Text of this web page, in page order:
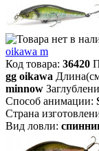
oikawa m
Код товара: 36420
gg oikawa
minnow
Способ анимации:
Страна
Вид ловли: